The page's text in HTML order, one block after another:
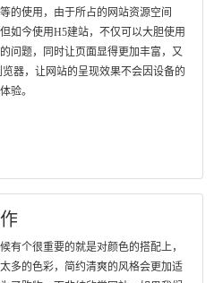
的使用，由于所占的网站资源空间
如今使用H5建站，不仅可以大胆使用
问题，同时让页面显得更加丰富，又
器，让网站的呈现效果不会因设备的
验。
有个很重要的就是对颜色的搭配上，
多的色彩，简约清爽的风格会更加适